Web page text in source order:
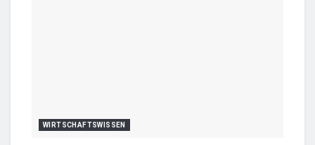
WIRTSCHAFTSWISSEN